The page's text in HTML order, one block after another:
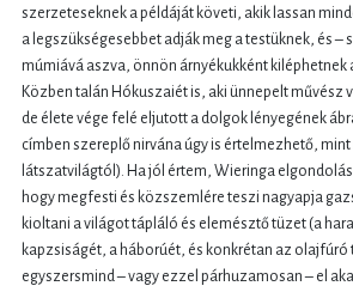
szerzeteseknek a példáját követi, akik lassan
a legszükségesebbet adják meg a testüknek, és –
múmiává aszva, önnön árnyékukként kiléphetnek
Közben talán Hókuszaiét is, aki ünnepelt művész
de élete vége felé eljutott a dolgok lényegének
címben szereplő nirvána úgy is értelmezhető,
látszatvilágtól). Ha jól értem, Wieringa
hogy megfesti és közszemlére teszi nagyapja
kioltani a világot tápláló és elemésztő tüzet (a
kapzsiságét, a háborúét, és konkrétan az olajfúró
egyszersmind – vagy ezzel párhuzamosan – el